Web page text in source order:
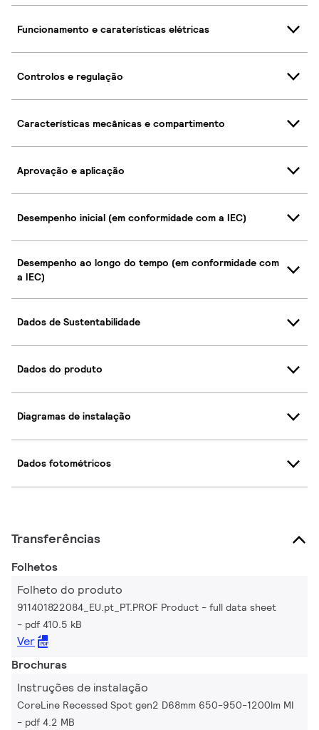
Funcionamento e caraterísticas elétricas
Controlos e regulação
Características mecânicas e compartimento
Aprovação e aplicação
Desempenho inicial (em conformidade com a IEC)
Desempenho ao longo do tempo (em conformidade com
a IEC)
Dados de Sustentabilidade
Dados do produto
Diagramas de instalação
Dados fotométricos
Transferências
Folhetos
Folheto do produto
911401822084_EU.pt_PT.PROF Product - full data sheet
pdf 410.5 kB
Ver
Brochuras
Instruções de instalação
CoreLine Recessed Spot gen2 D68mm 650-950-1200lm MI
pdf 4.2 MB